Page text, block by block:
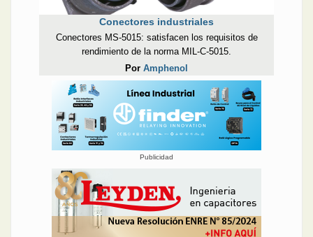
Conectores industriales
Conectores MS-5015: satisfacen los requisitos de
rendimiento de la norma MIL-C-5015.
Por Amphenol
Publicidad